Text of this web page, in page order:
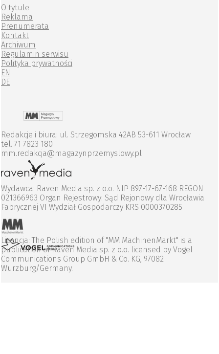
O tytule
Reklama
Prenumerata
Kontakt
Archiwum
Regulamin serwisu
Polityka prywatności
EN
DE
Redakcje i biura: ul. Strzegomska 42AB 53-611 Wrocław
tel. 71 7823 180
mm.redakcja@magazynprzemyslowy.pl
Wydawca: Raven Media sp. z o.o. NIP 897-17-67-168 REGON
021366963 Organ Rejestrowy: Sąd Rejonowy dla Wrocławia
Fabrycznej VI Wydział Gospodarczy KRS 0000370285
Licencja: The Polish edition of "MM MachinenMarkt" is a
publication of Raven Media sp. z o.o. licensed by Vogel
Communications Group GmbH & Co. KG, 97082
Wurzburg/Germany.